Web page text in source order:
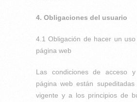
4. Obligaciones del usuario
4.1 Obligación de hacer un
página web
Las condiciones de acceso
página web están
vigente y a los principios de